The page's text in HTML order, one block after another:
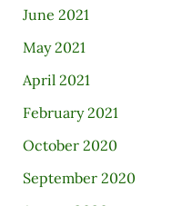
June 2021
May 2021
April 2021
February 2021
October 2020
September 2020